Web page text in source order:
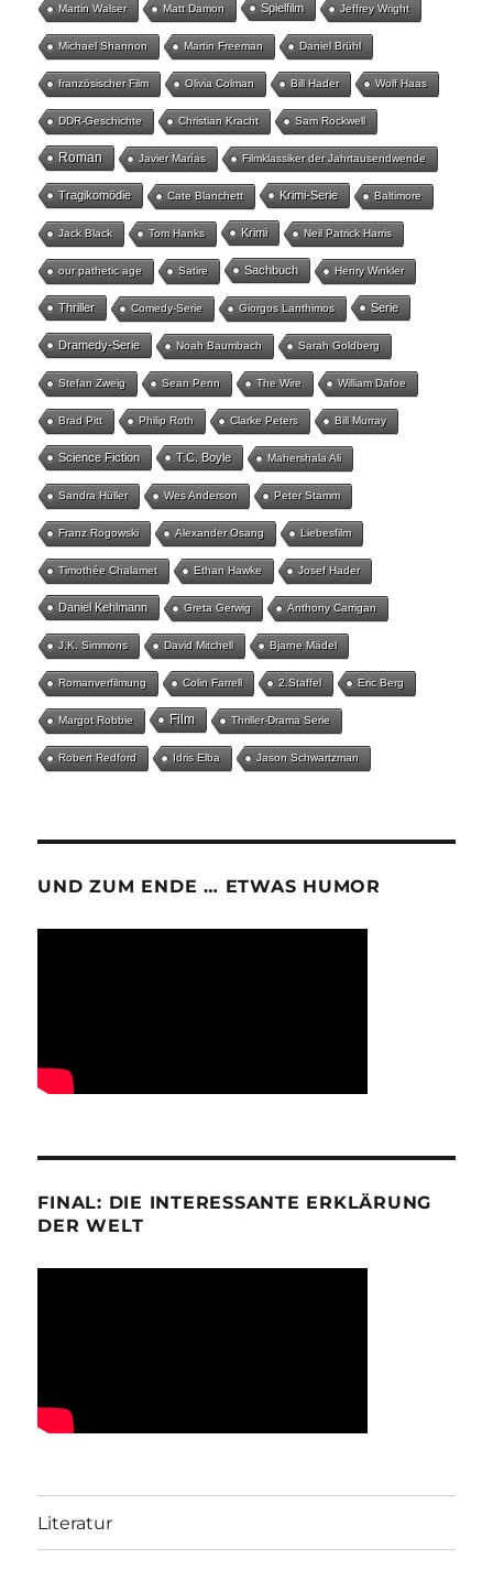
Martin Walser Matt Damon Spielfilm Jeffrey Wright
Michael Shannon Martin Freeman Daniel Brühl
französischer Film Olivia Colman Bill Hader Wolf Haas
DDR-Geschichte Christian Kracht Sam Rockwell
Roman Javier Marías Filmklassiker der Jahrtausendwende
Tragikomödie Cate Blanchett Krimi-Serie Baltimore
Jack Black Tom Hanks Krimi Neil Patrick Harris
our pathetic age Satire Sachbuch Henry Winkler
Thriller Comedy-Serie Giorgos Lanthimos Serie
Dramedy-Serie Noah Baumbach Sarah Goldberg
Stefan Zweig Sean Penn The Wire William Dafoe
Brad Pitt Philip Roth Clarke Peters Bill Murray
Science Fiction T.C. Boyle Mahershala Ali
Sandra Hüller Wes Anderson Peter Stamm
Franz Rogowski Alexander Osang Liebesfilm
Timothée Chalamet Ethan Hawke Josef Hader
Daniel Kehlmann Greta Gerwig Anthony Carrigan
J.K. Simmons David Mitchell Bjarne Mädel
Romanverfilmung Colin Farrell 2.Staffel Eric Berg
Margot Robbie Film Thriller-Drama Serie
Robert Redford Idris Elba Jason Schwartzman
UND ZUM ENDE … ETWAS HUMOR
FINAL: DIE INTERESSANTE ERKLÄRUNG
DER WELT
Literatur